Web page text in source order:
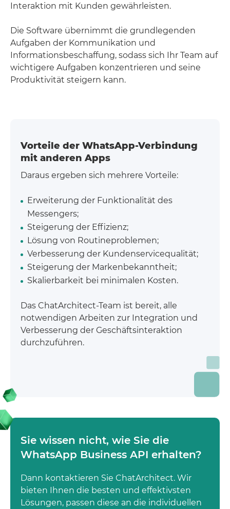
Interaktion mit Kunden gewährleisten.
Die Software übernimmt die grundlegenden
Aufgaben der Kommunikation und
Informationsbeschaffung, sodass sich Ihr Team auf
wichtigere Aufgaben konzentrieren und seine
Produktivität steigern kann.
Vorteile der WhatsApp-Verbindung
mit anderen Apps
Daraus ergeben sich mehrere Vorteile:
Erweiterung der Funktionalität des
Messengers;
Steigerung der Effizienz;
Lösung von Routineproblemen;
Verbesserung der Kundenservicequalität;
Steigerung der Markenbekanntheit;
Skalierbarkeit bei minimalen Kosten.
Das ChatArchitect-Team ist bereit, alle
notwendigen Arbeiten zur Integration und
Verbesserung der Geschäftsinteraktion
durchzuführen.
Sie wissen nicht, wie Sie die
WhatsApp Business API erhalten?
Dann kontaktieren Sie ChatArchitect. Wir
bieten Ihnen die besten und effektivsten
Lösungen, passen diese an die individuellen